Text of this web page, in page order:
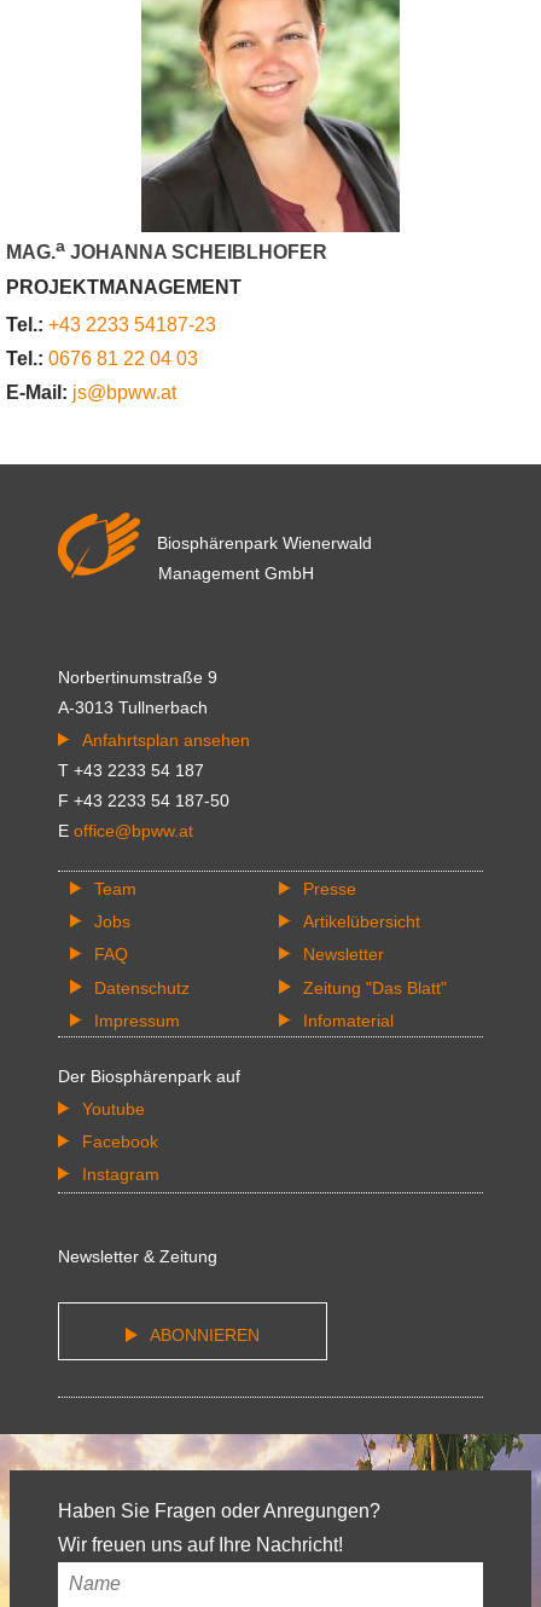
MAG.a JOHANNA SCHEIBLHOFER
PROJEKTMANAGEMENT
Tel.: +43 2233 54187-23
Tel.: 0676 81 22 04 03
E-Mail: js@bpww.at
Biosphärenpark Wienerwald
Management GmbH
Norbertinumstraße 9
A-3013 Tullnerbach
Anfahrtsplan ansehen
T +43 2233 54 187
F +43 2233 54 187-50
E office@bpww.at
Team
Jobs
FAQ
Datenschutz
Impressum
Presse
Artikelübersicht
Newsletter
Zeitung "Das Blatt"
Infomaterial
Der Biosphärenpark auf
Youtube
Facebook
Instagram
Newsletter & Zeitung
ABONNIEREN
Haben Sie Fragen oder Anregungen?
Wir freuen uns auf Ihre Nachricht!
Ihr